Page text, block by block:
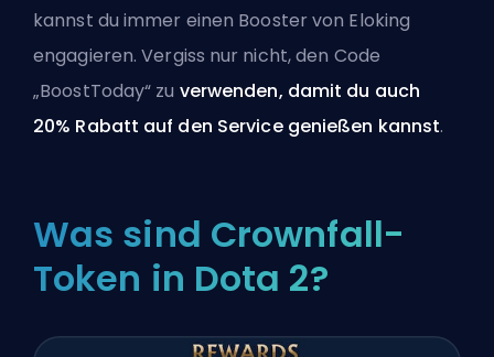
kannst du immer einen Booster von Eloking
engagieren. Vergiss nur nicht, den Code
„BoostToday“ zu verwenden, damit du auch
20% Rabatt auf den Service genießen kannst.
Was sind Crownfall-
Token in Dota 2?